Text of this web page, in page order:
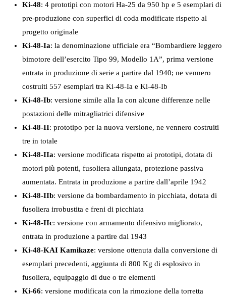
Ki-48: 4 prototipi con motori Ha-25 da 950 hp e 5 esemplari di
pre-produzione con superfici di coda modificate rispetto al
progetto originale
Ki-48-Ia: la denominazione ufficiale era “Bombardiere leggero
bimotore dell’esercito Tipo 99, Modello 1A”, prima versione
entrata in produzione di serie a partire dal 1940; ne vennero
costruiti 557 esemplari tra Ki-48-Ia e Ki-48-Ib
Ki-48-Ib: versione simile alla Ia con alcune differenze nelle
postazioni delle mitragliatrici difensive
Ki-48-II: prototipo per la nuova versione, ne vennero costruiti
tre in totale
Ki-48-IIa: versione modificata rispetto ai prototipi, dotata di
motori più potenti, fusoliera allungata, protezione passiva
aumentata. Entrata in produzione a partire dall’aprile 1942
Ki-48-IIb: versione da bombardamento in picchiata, dotata di
fusoliera irrobustita e freni di picchiata
Ki-48-IIc: versione con armamento difensivo migliorato,
entrata in produzione a partire dal 1943
Ki-48-KAI Kamikaze: versione ottenuta dalla conversione di
esemplari precedenti, aggiunta di 800 Kg di esplosivo in
fusoliera, equipaggio di due o tre elementi
Ki-66: versione modificata con la rimozione della torretta